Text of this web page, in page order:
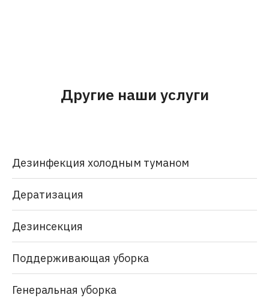
Другие наши услуги
Дезинфекция холодным туманом
Дератизация
Дезинсекция
Поддерживающая уборка
Генеральная уборка